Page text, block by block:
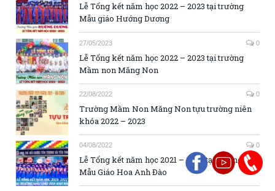
Lễ Tổng kết năm học 2022 – 2023 tại trường
Mẫu giáo Hướng Dương
27/05/2023 0
Lễ Tổng kết năm học 2022 – 2023 tại trường
Mầm non Măng Non
22/08/2022 0
Trường Mầm Non Măng Non tựu trường niên
khóa 2022 – 2023
04/08/2022 0
Lễ Tổng kết năm học 2021 – 2022 tại trường
Mẫu Giáo Hoa Anh Đào